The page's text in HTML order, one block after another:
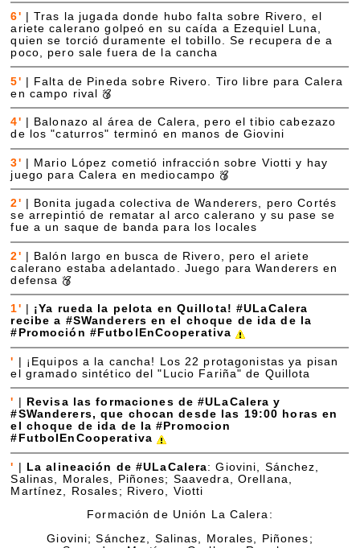
6' |Tras la jugada donde hubo falta sobre Rivero, el
ariete calerano golpeó en su caída a Ezequiel Luna,
quien se torció duramente el tobillo. Se recupera de a
poco, pero sale fuera de la cancha
5' | Falta de Pineda sobre Rivero. Tiro libre para Calera
en campo rival
4'
Balonazo al área de Calera, pero el tibio cabezazo
de los "caturros" terminó en manos de Giovini
3' | Mario López cometió infracción sobre Viotti y hay
juego para Calera en mediocampo
2'
Bonita jugada colectiva de Wanderers, pero Cortés
se arrepintió de rematar al arco calerano y su pase se
fue a un saque de banda para los locales
2'
Balón largo en busca de Rivero, pero el ariete
calerano estaba adelantado. Juego para Wanderers en
defensa
1'
¡Ya rueda la pelota en Quillota! #ULaCalera
recibe a #SWanderers en el choque de ida de la
#Promoción #FutbolEnCooperativa
'
¡Equipos a la cancha! Los 22 protagonistas ya pisan
el gramado sintético del "Lucio Fariña" de Quillota
'
Revisa las formaciones de #ULaCalera y
#SWanderers, que chocan desde las 19:00 horas en
el choque de ida de la #Promocion
#FutbolEnCooperativa
' La alineación de #ULaCalera: Giovini, Sánchez,
Salinas, Morales, Piñones; Saavedra, Orellana,
Martínez, Rosales; Rivero, Viotti
Formación de Unión La Calera:
Giovini; Sánchez, Salinas, Morales, Piñones;